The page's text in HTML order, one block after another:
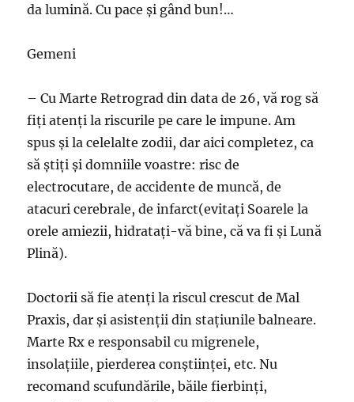
da lumină. Cu pace şi gând bun!…
Gemeni
– Cu Marte Retrograd din data de 26, vă rog să
fiţi atenţi la riscurile pe care le impune. Am
spus şi la celelalte zodii, dar aici completez, ca
să ştiţi şi domniile voastre: risc de
electrocutare, de accidente de muncă, de
atacuri cerebrale, de infarct(evitaţi Soarele la
orele amiezii, hidrataţi-vă bine, că va fi şi Lună
Plină).
Doctorii să fie atenţi la riscul crescut de Mal
Praxis, dar şi asistenţii din staţiunile balneare.
Marte Rx e responsabil cu migrenele,
insolaţiile, pierderea conştiinţei, etc. Nu
recomand scufundările, băile fierbinţi,